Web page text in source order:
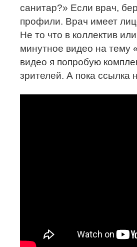
санитар?» Если врач,
профили. Врач имеет
Не то что в коллектив
минутное видео на тему
видео я попробую
зрителей. А пока ссылка